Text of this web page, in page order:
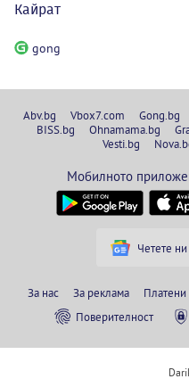
Кайрат
gong
Abv.bg Vbox7.com Gong.bg
BISS.bg
Ohnamama.bg
Vesti.bg
Мобилното
Четете
За нас За реклама Платени
Поверителност